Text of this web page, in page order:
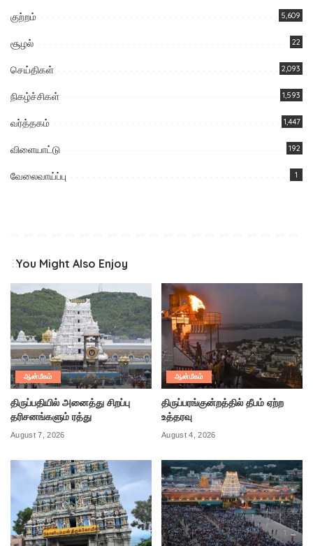
குற்றம் 5,609
சூழல் 22
செய்திகள் 2,093
நிகழ்ச்சிகள் 1,593
வர்த்தகம் 1,447
விளையாட்டு 192
வேலைவாய்ப்பு 1
You Might Also Enjoy
ஆன்மீகம்
திருப்பதியில் அனைத்து சிறப்பு
தரிசனங்களும் ரத்து
August 7, 2026
ஆன்மீகம்
திருப்பரங்குன்றத்தில் தீபம் ஏற்ற
உத்தரவு
August 4, 2026